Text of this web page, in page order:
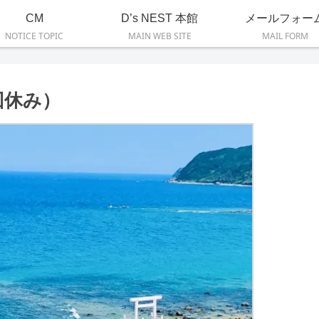
CM
NOTICE TOPIC
D’s NEST 本館
MAIN WEB SITE
メールフォー
MAIL FORM
み）